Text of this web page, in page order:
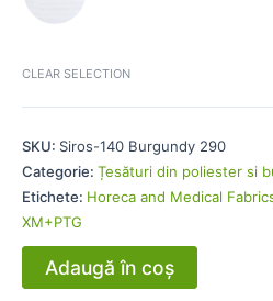
CLEAR SELECTION
SKU: Siros-140 Burgundy 290
Categorie: Țesături din poliester si
Etichete: Horeca and Medical
XM+PTG
Adaugă în coș